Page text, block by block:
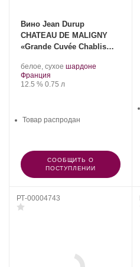
Вино Jean Durup
CHATEAU DE MALIGNY
«Grande Cuvée Chablis
Mathilde» 2019
белое, сухое .шардоне
Регион:
Франция
Крепость
12.5 %. Объем
0.75 л
Товар распродан
СООБЩИТЬ О
ПОСТУПЛЕНИИ
РТ-00004743